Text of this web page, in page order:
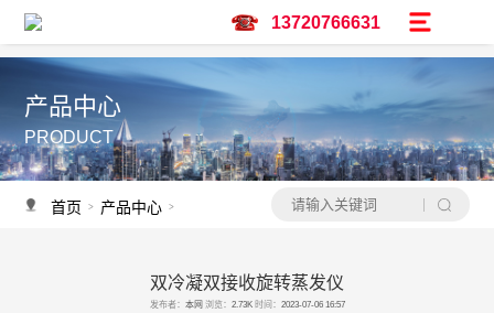
13720766631
产品中心
PRODUCT
首页 > 产品中心 > 定制旋转蒸发仪
双冷凝双接收旋转蒸发仪
发布者： 本网 浏览： 2.73K 时间： 2023-07-06 16:57